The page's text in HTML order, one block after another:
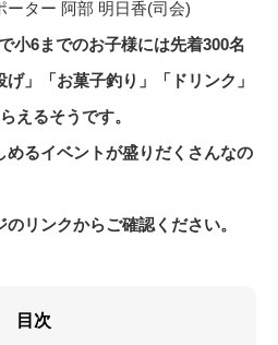
ター 阿部 明日香(司会)
小6までのお子様には先着300名
」「お菓子釣り」「ドリンク」
えるそうです。
めるイベントが盛りだくさんなの
リンクからご確認ください。
目次